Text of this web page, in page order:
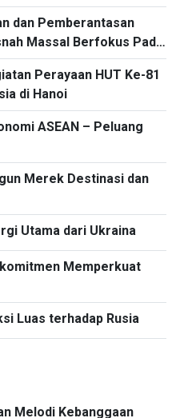
dan Pemberantasan
Massal Berfokus Pada
Komitmen
Perayaan HUT Ke-81
di Hanoi
ASEAN – Peluang
Merek Destinasi dan
Utama dari Ukraina
Memperkuat
Luas terhadap Rusia
Melodi Kebanggaan